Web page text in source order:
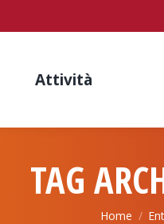
Attività
TAG
You are
Home